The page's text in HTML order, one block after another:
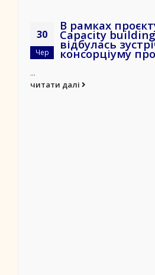
30
Чер
В рамках
Capacity
відбулась
консорціуму
...
читати далі